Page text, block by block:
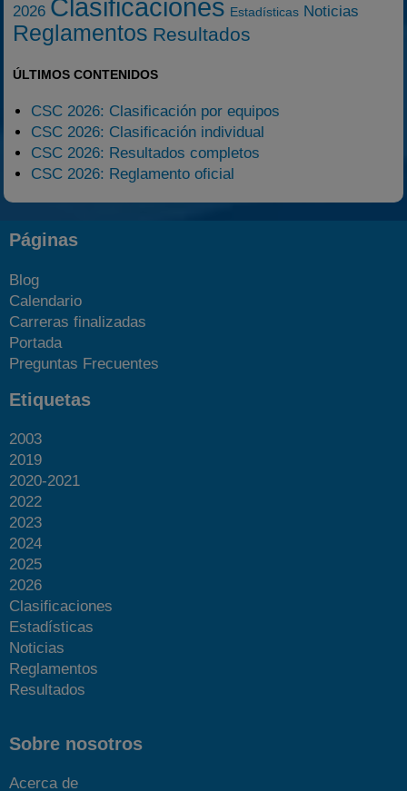
2026 Clasificaciones Estadísticas Noticias
Reglamentos Resultados
ÚLTIMOS CONTENIDOS
CSC 2026: Clasificación por equipos
CSC 2026: Clasificación individual
CSC 2026: Resultados completos
CSC 2026: Reglamento oficial
Páginas
Blog
Calendario
Carreras finalizadas
Portada
Preguntas Frecuentes
Etiquetas
2003
2019
2020-2021
2022
2023
2024
2025
2026
Clasificaciones
Estadísticas
Noticias
Reglamentos
Resultados
Sobre nosotros
Acerca de